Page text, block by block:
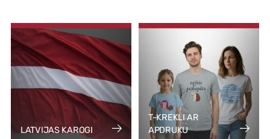
LATVIJAS KAROGI
T-KREKLI AR
APDRUKU